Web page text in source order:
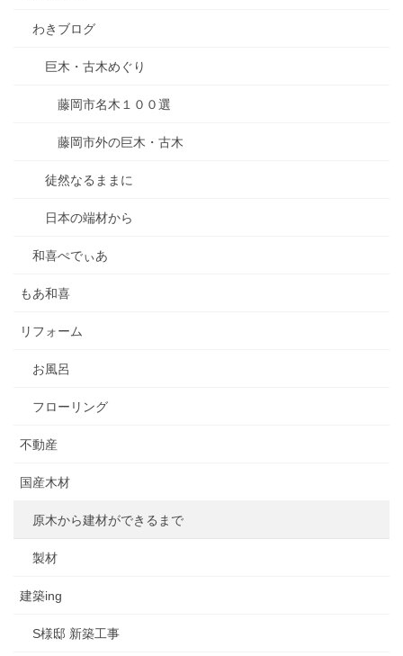
わきブログ
巨木・古木めぐり
藤岡市名木１００選
藤岡市外の巨木・古木
徒然なるままに
日本の端材から
和喜ぺでぃあ
もあ和喜
リフォーム
お風呂
フローリング
不動産
国産木材
原木から建材ができるまで
製材
建築ing
S様邸 新築工事